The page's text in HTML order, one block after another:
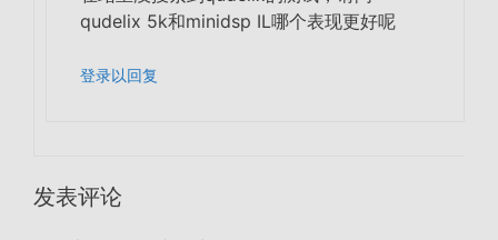
qudelix 5k和minidsp IL哪个表现更好呢
登录以回复
发表评论